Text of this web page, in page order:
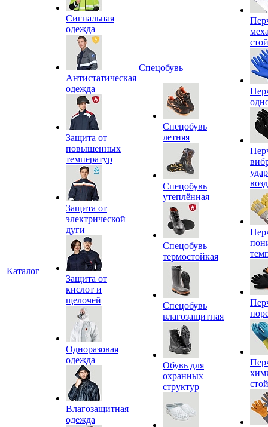
Каталог
Сигнальная
одежда
Антистатическая
одежда
Защита от
повышенных
температур
Защита от
электрической
дуги
Защита от
кислот и
щелочей
Одноразовая
одежда
Влагозащитная
одежда
Спецобувь
Спецобувь
летняя
Спецобувь
утеплённая
Спецобувь
термостойкая
Спецобувь
влагозащитная
Обувь для
охранных
структур